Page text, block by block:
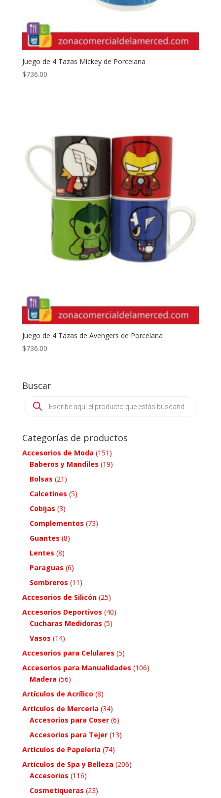
Juego de 4 Tazas Mickey de Porcelana
$736.00
Juego de 4 Tazas de Avengers de Porcelana
$736.00
Buscar
Products
search
Categorías de productos
Accesorios de Moda (151)
Baberos y Mandiles (19)
Bolsas (21)
Calcetines (5)
Cobijas (3)
Complementos (73)
Guantes (8)
Lentes (8)
Paraguas (6)
Sombreros (11)
Accesorios de Silicón (25)
Accesorios Deportivos (40)
Cucharas Medidoras (5)
Vasos (14)
Accesorios para Celulares (5)
Accesorios para Manualidades (106)
Madera (56)
Artículos de Acrílico (8)
Artículos de Mercería (34)
Accesorios para Coser (6)
Accesorios para Tejer (13)
Artículos de Papelería (74)
Artículos de Spa y Belleza (206)
Accesorios (116)
Cosmetiqueras (23)